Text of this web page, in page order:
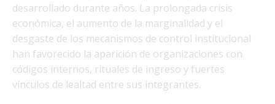
desarrollado durante años. La prolongada crisis
económica, el aumento de la marginalidad y el
desgaste de los mecanismos de control institucional
han favorecido la aparición de organizaciones con
códigos internos, rituales de ingreso y fuertes
vínculos de lealtad entre sus integrantes.